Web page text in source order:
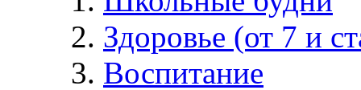
Здоровье (от 7 и
Воспитание